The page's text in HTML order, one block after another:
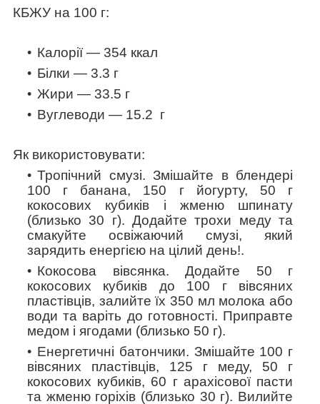
КБЖУ на 100 г:
Калорії — 354 ккал
Білки — 3.3 г
Жири — 33.5 г
Вуглеводи — 15.2 г
Як використовувати:
Тропічний смузі. Змішайте в блендері
100 г банана, 150 г йогурту, 50 г
кокосових кубиків і жменю шпинату
(близько 30 г). Додайте трохи меду та
смакуйте освіжаючий смузі, який
зарядить енергією на цілий день!.
Кокосова вівсянка. Додайте 50 г
кокосових кубиків до 100 г вівсяних
пластівців, залийте їх 350 мл молока або
води та варіть до готовності. Приправте
медом і ягодами (близько 50 г).
Енергетичні батончики. Змішайте 100 г
вівсяних пластівців, 125 г меду, 50 г
кокосових кубиків, 60 г арахісової пасти
та жменю горіхів (близько 30 г). Вилийте